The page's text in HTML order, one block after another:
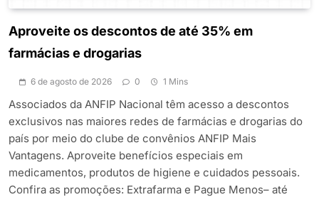
Aproveite os descontos de até 35% em
farmácias e drogarias
6 de agosto de 2026 0 1 Mins
Associados da ANFIP Nacional têm acesso a descontos
exclusivos nas maiores redes de farmácias e drogarias do
país por meio do clube de convênios ANFIP Mais
Vantagens. Aproveite benefícios especiais em
medicamentos, produtos de higiene e cuidados pessoais.
Confira as promoções: Extrafarma e Pague Menos– até